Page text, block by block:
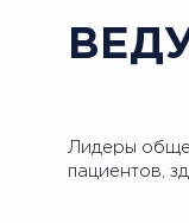
Лидеры
пациентов,